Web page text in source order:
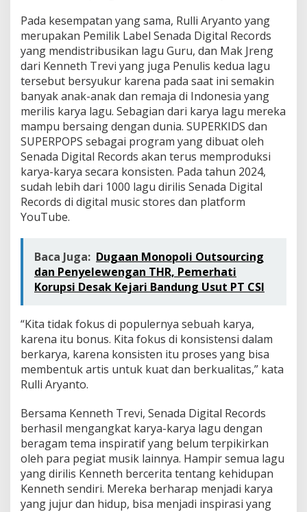
Pada kesempatan yang sama, Rulli Aryanto yang
merupakan Pemilik Label Senada Digital Records
yang mendistribusikan lagu Guru, dan Mak Jreng
dari Kenneth Trevi yang juga Penulis kedua lagu
tersebut bersyukur karena pada saat ini semakin
banyak anak-anak dan remaja di Indonesia yang
merilis karya lagu. Sebagian dari karya lagu mereka
mampu bersaing dengan dunia. SUPERKIDS dan
SUPERPOPS sebagai program yang dibuat oleh
Senada Digital Records akan terus memproduksi
karya-karya secara konsisten. Pada tahun 2024,
sudah lebih dari 1000 lagu dirilis Senada Digital
Records di digital music stores dan platform
YouTube.
Baca Juga: Dugaan Monopoli Outsourcing
dan Penyelewengan THR, Pemerhati
Korupsi Desak Kejari Bandung Usut PT CSI
“Kita tidak fokus di populernya sebuah karya,
karena itu bonus. Kita fokus di konsistensi dalam
berkarya, karena konsisten itu proses yang bisa
membentuk artis untuk kuat dan berkualitas,” kata
Rulli Aryanto.
Bersama Kenneth Trevi, Senada Digital Records
berhasil mengangkat karya-karya lagu dengan
beragam tema inspiratif yang belum terpikirkan
oleh para pegiat musik lainnya. Hampir semua lagu
yang dirilis Kenneth bercerita tentang kehidupan
Kenneth sendiri. Mereka berharap menjadi karya
yang jujur dan hidup, bisa menjadi inspirasi yang